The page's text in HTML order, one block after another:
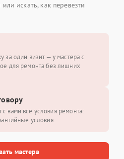
искать, как перевезти
мастера
за один визит — у мастера с
для ремонта без лишних
вами все условия ремонта:
условия.